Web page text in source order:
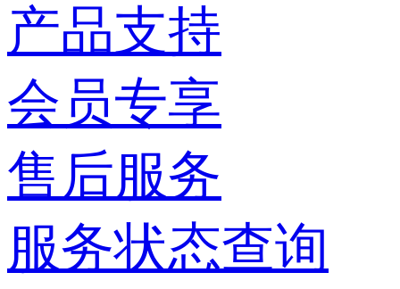
产品支持
会员专享
售后服务
服务状态查询